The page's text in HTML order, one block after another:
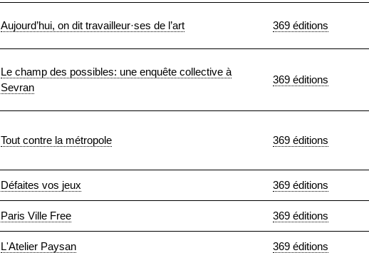
Aujourd’hui, on dit travailleur·ses de l’art 369 éditions
Le champ des possibles: une enquête collective à
Sevran
369 éditions
Tout contre la métropole 369 éditions
Défaites vos jeux 369 éditions
Paris Ville Free 369 éditions
L'Atelier Paysan 369 éditions